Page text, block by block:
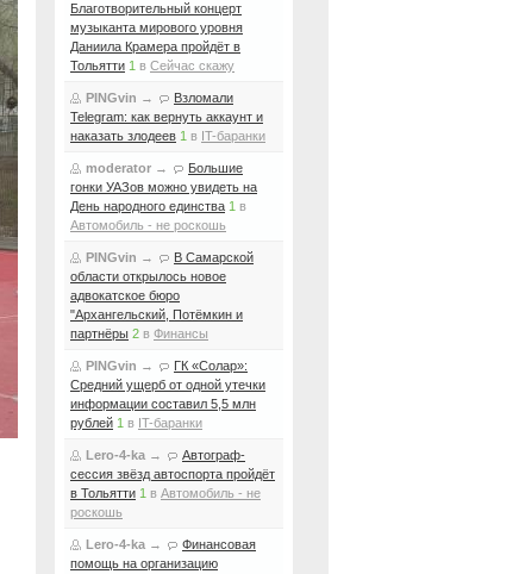
Благотворительный концерт
музыканта мирового уровня
Даниила Крамера пройдёт в
Тольятти 1 в Сейчас скажу
PINGvin →
Взломали
Telegram: как вернуть аккаунт и
наказать злодеев 1 в IT-баранки
moderator →
Большие
гонки УАЗов можно увидеть на
День народного единства 1 в
Автомобиль - не роскошь
PINGvin →
В Самарской
области открылось новое
адвокатское бюро
"Архангельский, Потёмкин и
партнёры 2 в Финансы
PINGvin →
ГК «Солар»:
Средний ущерб от одной утечки
информации составил 5,5 млн
рублей 1 в IT-баранки
Lero-4-ka →
Автограф-
сессия звёзд автоспорта пройдёт
в Тольятти 1 в Автомобиль - не
роскошь
Lero-4-ka →
Финансовая
помощь на организацию